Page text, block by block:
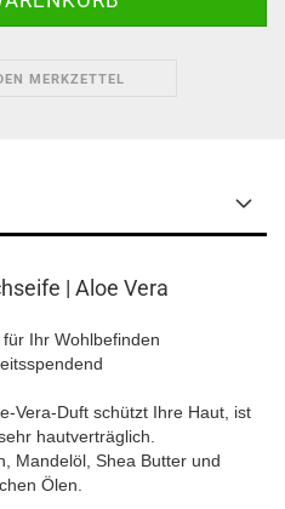
MERKZETTEL
| Aloe Vera
Ihr Wohlbefinden
Vera-Duft schützt Ihre Haut, ist
hautverträglich.
, Mandelöl, Shea Butter und
Ölen.